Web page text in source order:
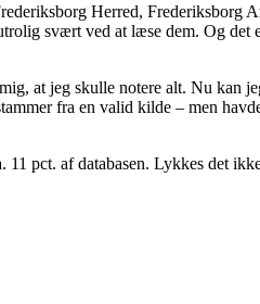
Herred, Frederiksborg
svært ved at læse dem. Og det
at jeg skulle notere alt. Nu kan
fra en valid kilde – men
pct. af databasen. Lykkes det